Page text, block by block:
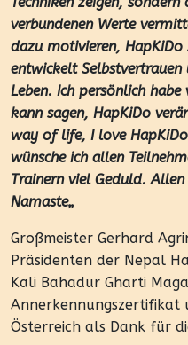
verbundenen Werte
dazu motivieren,
entwickelt
Leben. Ich persönlich
kann sagen, HapKiDo
way of life, I love
wünsche ich allen
Trainern viel Geduld.
Namaste„
Großmeister Gerhard
Präsidenten der Nepal
Kali Bahadur Gharti
Annerkennungszertifikat
Österreich als Dank für